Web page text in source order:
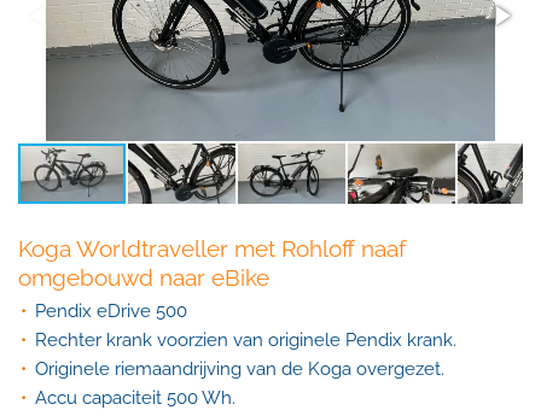
Koga Worldtraveller met Rohloff naaf
omgebouwd naar eBike
Pendix eDrive 500
Rechter krank voorzien van originele Pendix krank.
Originele riemaandrijving van de Koga overgezet.
Accu capaciteit 500 Wh.